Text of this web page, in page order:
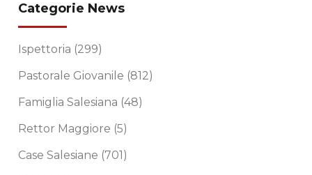
Categorie News
Ispettoria (299)
Pastorale Giovanile (812)
Famiglia Salesiana (48)
Rettor Maggiore (5)
Case Salesiane (701)